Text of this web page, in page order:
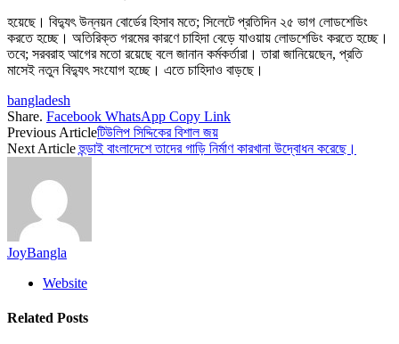
হয়েছে। বিদ্যুৎ উন্নয়ন বোর্ডের হিসাব মতে; সিলেটে প্রতিদিন ২৫ ভাগ লোডশেডিং
করতে হচ্ছে। অতিরিক্ত গরমের কারণে চাহিদা বেড়ে যাওয়ায় লোডশেডিং করতে হচ্ছে।
তবে; সরবরাহ আগের মতো রয়েছে বলে জানান কর্মকর্তারা। তারা জানিয়েছেন, প্রতি
মাসেই নতুন বিদ্যুৎ সংযোগ হচ্ছে। এতে চাহিদাও বাড়ছে।
bangladesh
Share. Facebook WhatsApp Copy Link
Previous Articleটিউলিপ সিদ্দিকের বিশাল জয়
Next Articleহুন্ডাই বাংলাদেশে তাদের গাড়ি নির্মাণ কারখানা উদ্বোধন করেছে।
JoyBangla
Website
Related Posts